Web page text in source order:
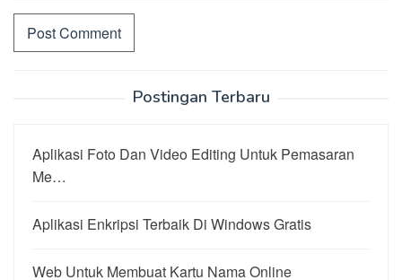
Postingan Terbaru
Aplikasi Foto Dan Video Editing Untuk Pemasaran
Me…
Aplikasi Enkripsi Terbaik Di Windows Gratis
Web Untuk Membuat Kartu Nama Online